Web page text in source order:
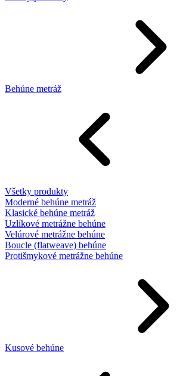
Behúne metráž
Všetky produkty
Moderné behúne metráž
Klasické behúne metráž
Uzlíkové metrážne behúne
Velúrové metrážne behúne
Boucle (flatweave) behúne
Protišmykové metrážne behúne
Kusové behúne